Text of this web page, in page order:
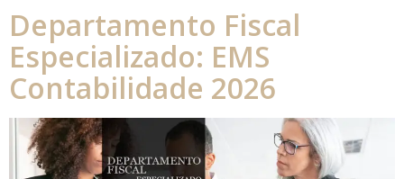
Departamento Fiscal
Especializado: EMS
Contabilidade 2026